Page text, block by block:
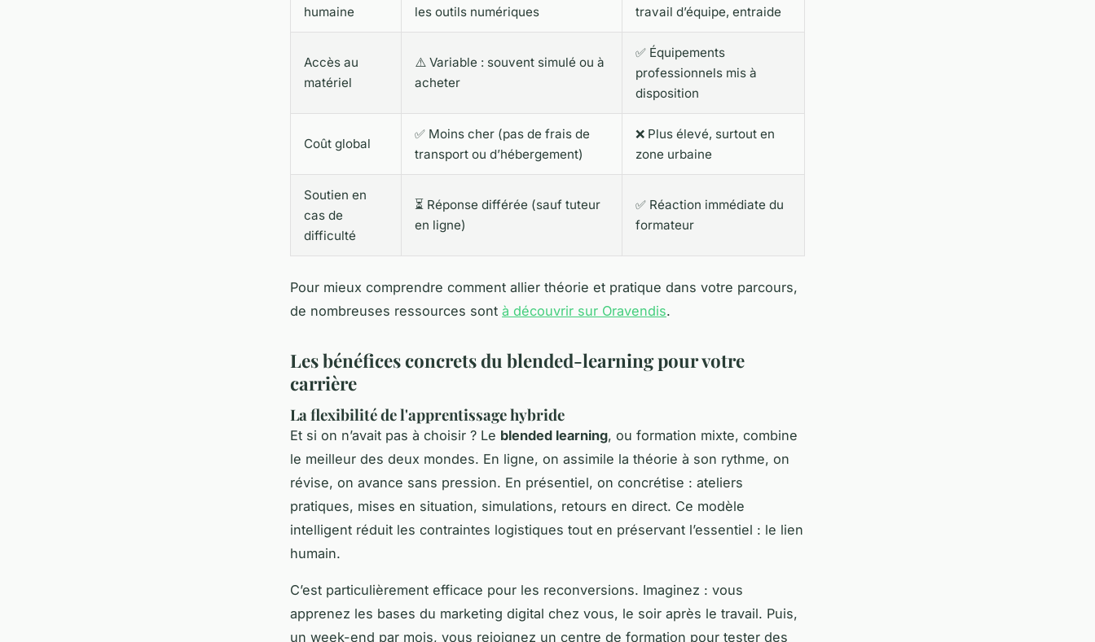
humaine
les outils numériques
travail d’équipe, entraide
Accès au
matériel
⚠️ Variable : souvent simulé ou à
acheter
✅ Équipements
professionnels mis à
disposition
Coût global
✅ Moins cher (pas de frais de
transport ou d’hébergement)
❌ Plus élevé, surtout en
zone urbaine
Soutien en
cas de
difficulté
⏳ Réponse différée (sauf tuteur
en ligne)
✅ Réaction immédiate du
formateur
Pour mieux comprendre comment allier théorie et pratique dans votre parcours,
de nombreuses ressources sont à découvrir sur Oravendis.
Les bénéfices concrets du blended-learning pour votre
carrière
La flexibilité de l'apprentissage hybride
Et si on n’avait pas à choisir ? Le blended learning, ou formation mixte, combine
le meilleur des deux mondes. En ligne, on assimile la théorie à son rythme, on
révise, on avance sans pression. En présentiel, on concrétise : ateliers
pratiques, mises en situation, simulations, retours en direct. Ce modèle
intelligent réduit les contraintes logistiques tout en préservant l’essentiel : le lien
humain.
C’est particulièrement efficace pour les reconversions. Imaginez : vous
apprenez les bases du marketing digital chez vous, le soir après le travail. Puis,
un week-end par mois, vous rejoignez un centre de formation pour tester des